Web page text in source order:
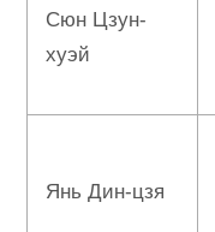
Сюн Цзун-
хуэй
Янь Дин-цзя